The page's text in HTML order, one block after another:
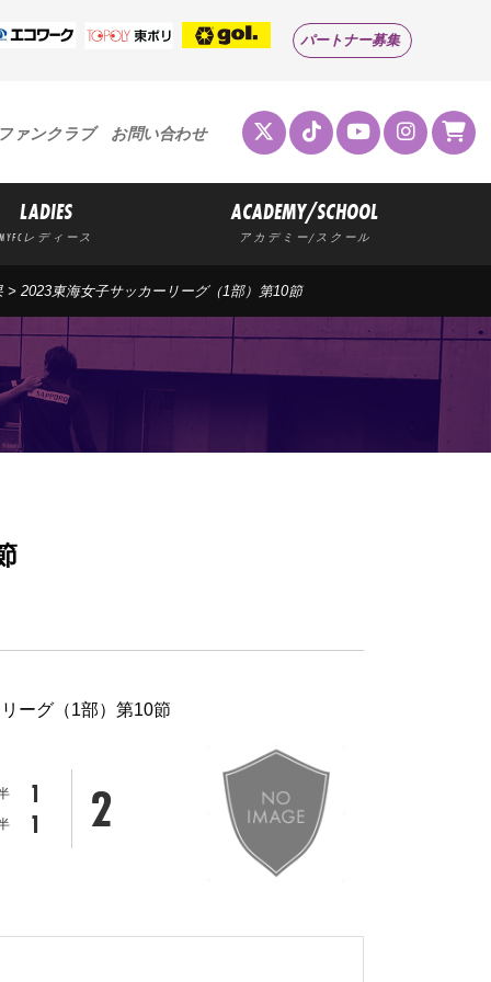
パートナー募集
ァンクラブ お問い合わせ
LADIES
MYFCレディース
ACADEMY/SCHOOL
アカデミー/スクール
> 2023東海女子サッカーリーグ（1部）第10節
ーグ（1部）第10節
1
1 2